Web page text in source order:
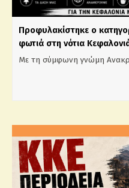
Προφυλακίστηκε ο
φωτιά στη νότια
Με τη σύμφωνη γνώμη